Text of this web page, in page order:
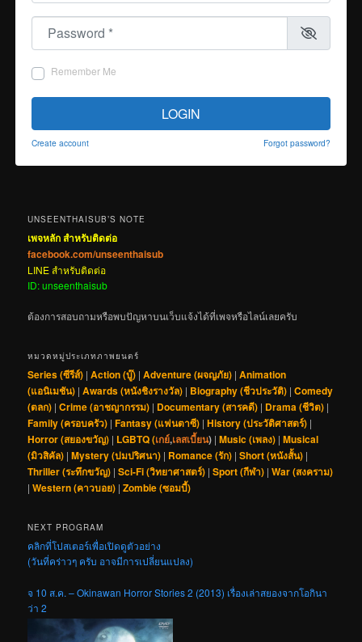
Password
Remember Me
LOGIN
Create account Forgot password?
UNSEENTHAISUB’S NOTE
เพจหลัก สำหรับติดต่อ
facebook.com/unseenthaisub
LINE สำหรับติดต่อ
ID: unseenthaisub
ต้องการสอบถามหรือพบปัญหาบนเว็บแจ้งได้ที่เพจหรือไลน์เลยครับ
หมวดหมู่ประเภทภาพยนตร์
Series (ซีรีส์) |Action (บู๊) |Adventure (ผจญภัย) |Animation
(แอนิเมชัน) |Awards (หนังชิงรางวัล) | Biography (ชีวประวัติ) |Comedy
(ตลก) |Crime (อาชญากรรม) | Documentary (สารคดี) | Drama (ชีวิต) |
Family (ครอบครัว) |Fantasy (แฟนตาซี) |History (ประวัติศาสตร์) |
Horror (สยองขวัญ) | LGBTQ (เกย์,เลสเบี้ยน) |Music (เพลง) |Musical
(มิวสิคัล) |Mystery (ปมปริศนา) | Romance (รัก) |Short (หนังสั้น) |
Thriller (ระทึกขวัญ) |Sci-Fi (วิทยาศาสตร์) |Sport (กีฬา) |War (สงคราม)
|Western (คาวบอย) |Zombie (ซอมบี้)
NEXT PROGRAM
คลิกที่โปสเตอร์เพื่อเปิดดูตัวอย่าง
(วันที่คร่าวๆ ครับ อาจมีการเปลี่ยนแปลง)
จ 10 ส.ค. – Okinawan Horror Stories 2 (2013) เรื่องเล่าสยองจากโอกินา
ว่า 2